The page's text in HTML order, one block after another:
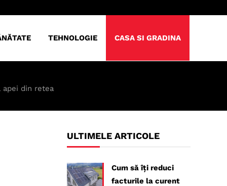
TEHNOLOGIE CASA SI GRADINA
apei din retea
ULTIMELE ARTICOLE
Cum să îți reduci
facturile la curent